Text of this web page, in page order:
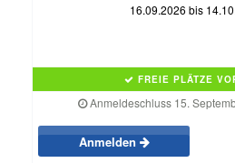
16.09.2026 bis
FREIE PLÄTZE
Anmeldeschluss 15.
Anmelden